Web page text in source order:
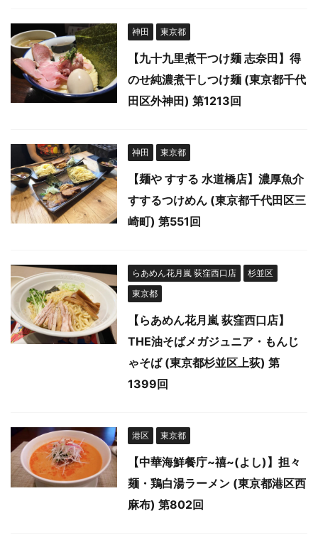
神田 東京都
【九十九里煮干つけ麺 志奈田】得
のせ純濃煮干しつけ麺 (東京都千代
田区外神田) 第1213回
神田 東京都
【麺や すする 水道橋店】濃厚魚介
すするつけめん (東京都千代田区三
崎町) 第551回
らあめん花月嵐 荻窪西口店
杉並区
東京都
【らあめん花月嵐 荻窪西口店】
THE油そばメガジュニア・もんじ
ゃそば (東京都杉並区上荻) 第
1399回
港区 東京都
【中華海鮮餐庁~禧~(よし)】担々
麺・鶏白湯ラーメン (東京都港区西
麻布) 第802回